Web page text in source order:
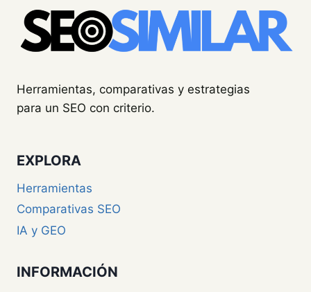
TE
CUENTA
SOBRE
EL
Herramientas, comparativas y estrategias
para un SEO con criterio.
EXPLORA
Herramientas
Comparativas SEO
IA y GEO
INFORMACIÓN